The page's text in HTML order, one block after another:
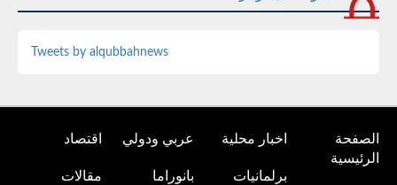
Tweets by alqubbahnews
الصفحة
الرئيسية
اخبار محلية عربي ودولي اقتصاد
برلمانيات بانوراما
مقالات